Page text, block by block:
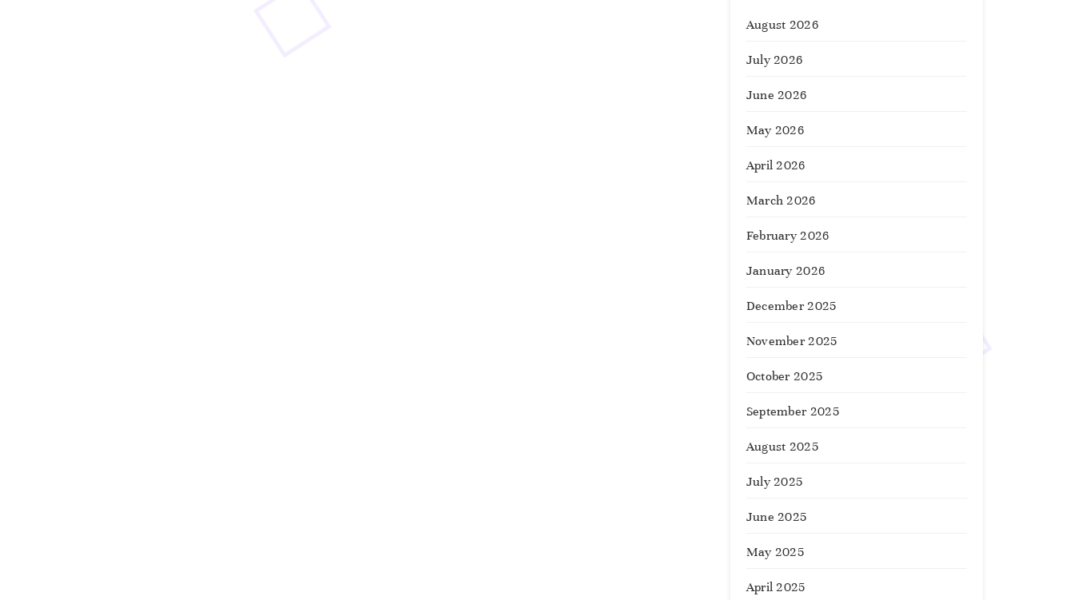
August 2026
July 2026
June 2026
May 2026
April 2026
March 2026
February 2026
January 2026
December 2025
November 2025
October 2025
September 2025
August 2025
July 2025
June 2025
May 2025
April 2025